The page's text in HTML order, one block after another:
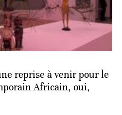
reprise à venir pour le
Africain, oui,